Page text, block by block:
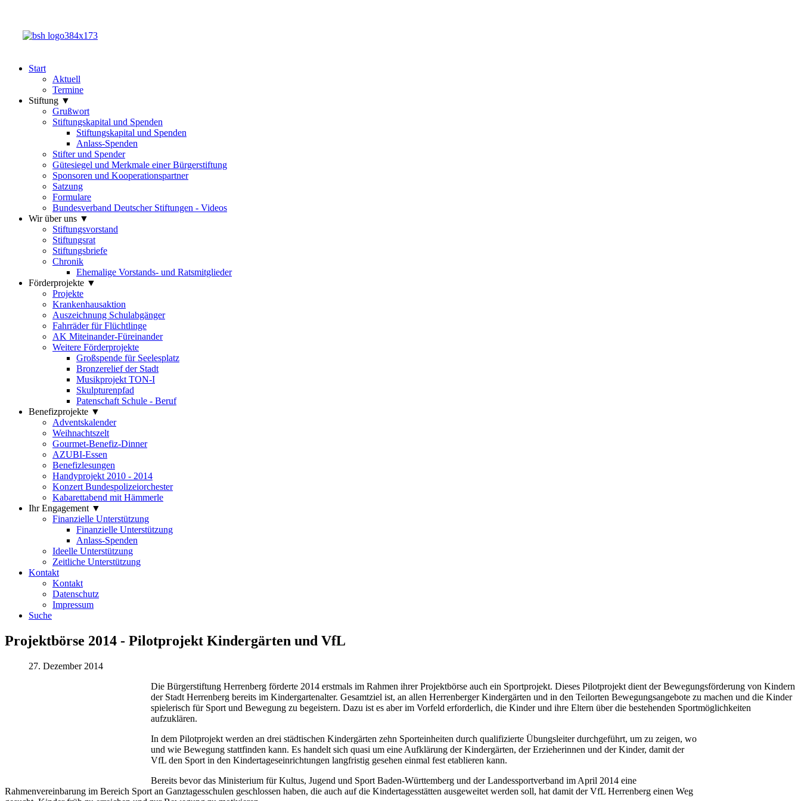
Start
Aktuell
Termine
Stiftung ▼
Grußwort
Stiftungskapital und Spenden
Stiftungskapital und Spenden
Anlass-Spenden
Stifter und Spender
Gütesiegel und Merkmale einer Bürgerstiftung
Sponsoren und Kooperationspartner
Satzung
Formulare
Bundesverband Deutscher Stiftungen - Videos
Wir über uns ▼
Stiftungsvorstand
Stiftungsrat
Stiftungsbriefe
Chronik
Ehemalige Vorstands- und Ratsmitglieder
Förderprojekte ▼
Projekte
Krankenhausaktion
Auszeichnung Schulabgänger
Fahrräder für Flüchtlinge
AK Miteinander-Füreinander
Weitere Förderprojekte
Großspende für Seelesplatz
Bronzerelief der Stadt
Musikprojekt TON-I
Skulpturenpfad
Patenschaft Schule - Beruf
Benefizprojekte ▼
Adventskalender
Weihnachtszelt
Gourmet-Benefiz-Dinner
AZUBI-Essen
Benefizlesungen
Handyprojekt 2010 - 2014
Konzert Bundespolizeiorchester
Kabarettabend mit Hämmerle
Ihr Engagement ▼
Finanzielle Unterstützung
Finanzielle Unterstützung
Anlass-Spenden
Ideelle Unterstützung
Zeitliche Unterstützung
Kontakt
Kontakt
Datenschutz
Impressum
Suche
Projektbörse 2014 - Pilotprojekt Kindergärten und VfL
27. Dezember 2014
Die Bürgerstiftung Herrenberg förderte 2014 erstmals im Rahmen ihrer Projektbörse auch ein Sportprojekt. Dieses Pilotprojekt dient der Bewegungsförderung von Kindern
der Stadt Herrenberg bereits im Kindergartenalter. Gesamtziel ist, an allen Herrenberger Kindergärten und in den Teilorten Bewegungsangebote zu machen und die Kinder
spielerisch für Sport und Bewegung zu begeistern. Dazu ist es aber im Vorfeld erforderlich, die Kinder und ihre Eltern über die bestehenden Sportmöglichkeiten
aufzuklären.
In dem Pilotprojekt werden an drei städtischen Kindergärten zehn Sporteinheiten durch qualifizierte Übungsleiter durchgeführt, um zu zeigen, wo
und wie Bewegung stattfinden kann. Es handelt sich quasi um eine Aufklärung der Kindergärten, der Erzieherinnen und der Kinder, damit der
VfL den Sport in den Kindertageseinrichtungen langfristig gesehen einmal fest etablieren kann.
Bereits bevor das Ministerium für Kultus, Jugend und Sport Baden-Württemberg und der Landessportverband im April 2014 eine
Rahmenvereinbarung im Bereich Sport an Ganztagesschulen geschlossen haben, die auch auf die Kindertagesstätten ausgeweitet werden soll, hat damit der VfL Herrenberg einen Weg